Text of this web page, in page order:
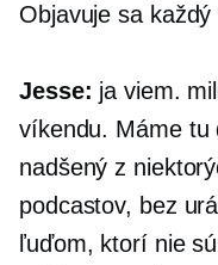
Objavuje sa každý
Jesse: ja viem.
víkendu. Máme tu
nadšený z
podcastov, bez
ľuďom, ktorí nie